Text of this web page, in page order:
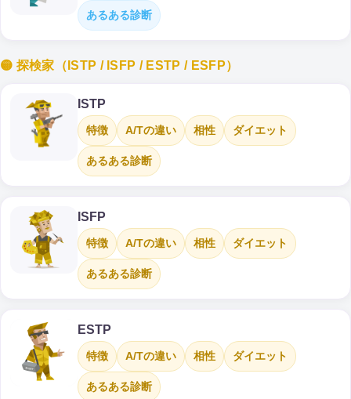
あるある診断
🟡 探検家（ISTP / ISFP / ESTP / ESFP）
ISTP
特徴 A/Tの違い 相性 ダイエット
あるある診断
ISFP
特徴 A/Tの違い 相性 ダイエット
あるある診断
ESTP
特徴 A/Tの違い 相性 ダイエット
あるある診断